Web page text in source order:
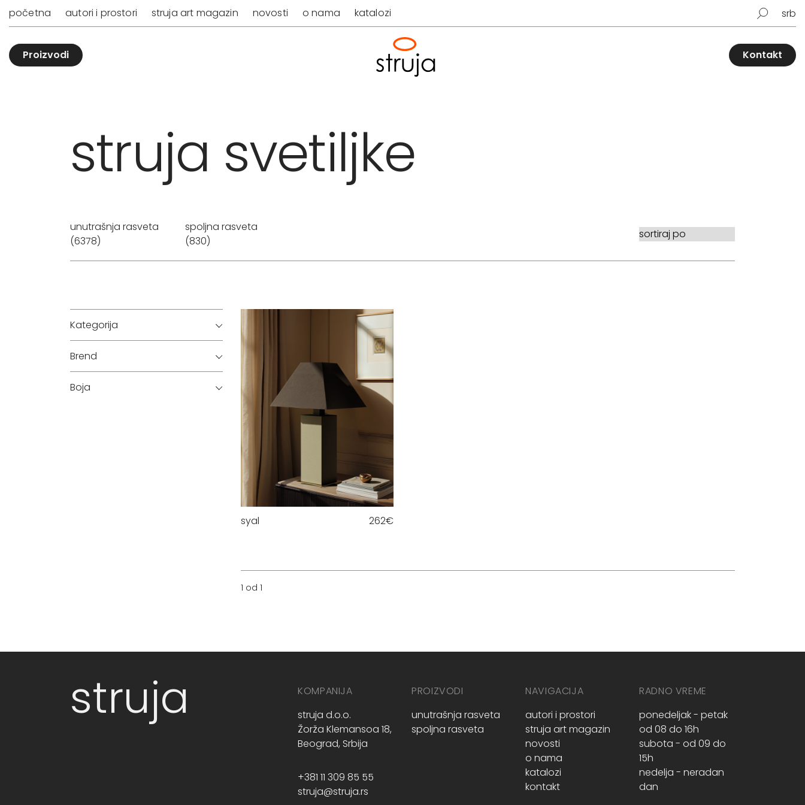
početna autori i prostori struja art magazin novosti o nama katalozi srb
Proizvodi Kontakt
struja svetiljke
unutrašnja rasveta
(6378)
spoljna rasveta
(830)
Kategorija
Brend
Boja
syal 262€
1 od 1
struja
KOMPANIJA
struja d.o.o.
Žorža Klemansoa 18,
Beograd, Srbija
+381 11 309 85 55
struja@struja.rs
PROIZVODI
unutrašnja rasveta
spoljna rasveta
NAVIGACIJA
autori i prostori
struja art magazin
novosti
o nama
katalozi
kontakt
RADNO VREME
ponedeljak - petak
od 08 do 16h
subota - od 09 do
15h
nedelja - neradan
dan